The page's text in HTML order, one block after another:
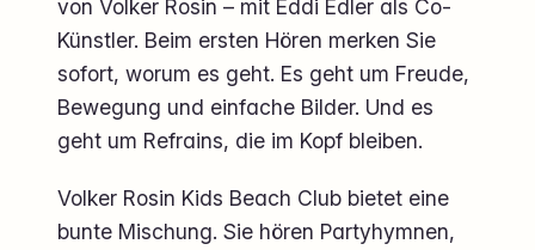
von Volker Rosin – mit Eddi Edler als Co-
Künstler. Beim ersten Hören merken Sie
sofort, worum es geht. Es geht um Freude,
Bewegung und einfache Bilder. Und es
geht um Refrains, die im Kopf bleiben.
Volker Rosin Kids Beach Club bietet eine
bunte Mischung. Sie hören Partyhymnen,